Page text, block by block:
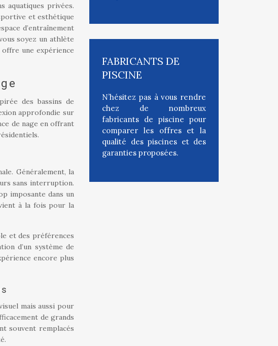
aquatiques privées.
et esthétique
d’entraînement
soyez un athlète
une expérience
des bassins de
approfondie sur
de nage en offrant
Généralement, la
sans interruption.
imposante dans un
à la fois pour la
et des préférences
d’un système de
encore plus
mais aussi pour
de grands
souvent remplacés
FABRICANTS DE
PISCINE
N’hésitez pas à vous rendre
chez de nombreux
fabricants de piscine pour
comparer les offres et la
qualité des piscines et des
garanties proposées.